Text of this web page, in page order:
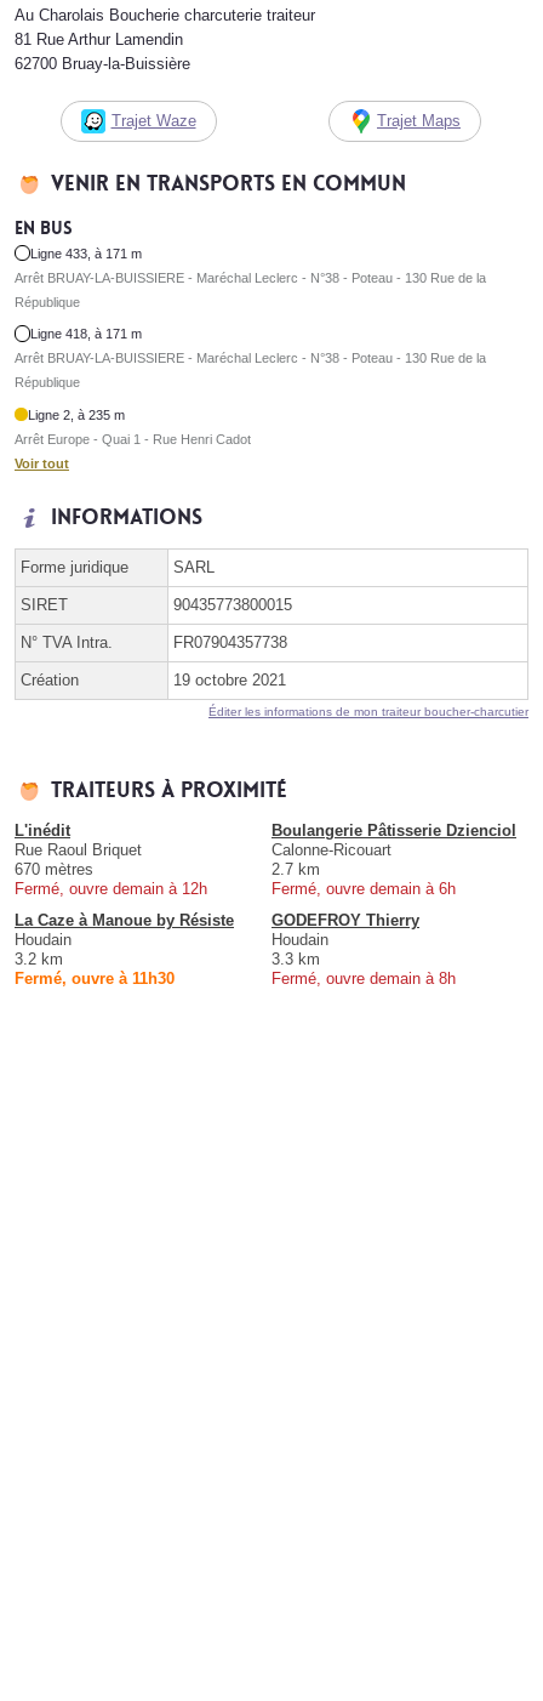
Au Charolais Boucherie charcuterie traiteur
81 Rue Arthur Lamendin
62700 Bruay-la-Buissière
Trajet Waze Trajet Maps
Venir en transports en commun
En bus
Ligne 433, à 171 m
Arrêt BRUAY-LA-BUISSIERE - Maréchal Leclerc - N°38 - Poteau - 130 Rue de la
République
Ligne 418, à 171 m
Arrêt BRUAY-LA-BUISSIERE - Maréchal Leclerc - N°38 - Poteau - 130 Rue de la
République
Ligne 2, à 235 m
Arrêt Europe - Quai 1 - Rue Henri Cadot
Voir tout
Informations
Forme juridique SARL
SIRET 90435773800015
N° TVA Intra. FR07904357738
Création 19 octobre 2021
Éditer les informations de mon traiteur boucher-charcutier
Traiteurs à proximité
L'inédit
Rue Raoul Briquet
670 mètres
Fermé, ouvre demain à 12h
Boulangerie Pâtisserie Dzienciol
Calonne-Ricouart
2.7 km
Fermé, ouvre demain à 6h
La Caze à Manoue by Résiste
Houdain
3.2 km
Fermé, ouvre à 11h30
GODEFROY Thierry
Houdain
3.3 km
Fermé, ouvre demain à 8h